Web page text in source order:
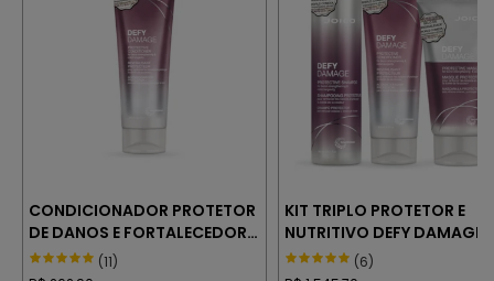
CONDICIONADOR PROTETOR
DE DANOS E FORTALECEDOR
– JOICO DEFY DAMAGE 250
ml
(11)
KIT TRIPLO PROTETOR E
NUTRITIVO DEFY DAMAGE
JOICO
(6)